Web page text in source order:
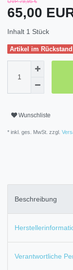
65,00
Inhalt 1 Stück
Artikel im Rückstand
Wunschliste
* inkl. ges. MwSt. zzgl.
Beschreibung
Verantwortliche